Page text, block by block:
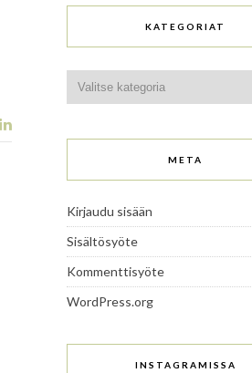
KATEGORIAT
META
Kirjaudu sisään
Sisältösyöte
Kommenttisyöte
WordPress.org
INSTAGRAMISSA